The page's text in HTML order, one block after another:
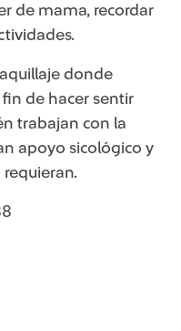
de mama, recordar
donde
de hacer sentir
trabajan con la
apoyo sicológico y